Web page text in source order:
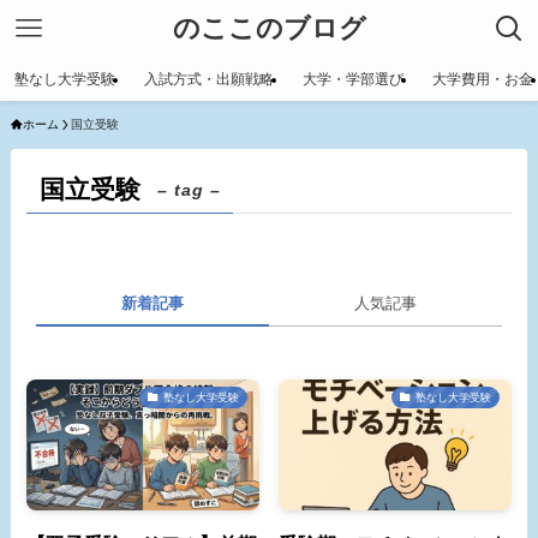
のここのブログ
塾なし大学受験 入試方式・出願戦略 大学・学部選び 大学費用・お金
ホーム 国立受験
国立受験 – tag –
新着記事 人気記事
塾なし大学受験 塾なし大学受験